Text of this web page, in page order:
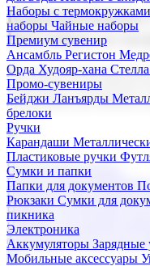
Наборы с термокружками
наборы Чайные наборы
Премиум сувенир
Ансамбль Регистон
Орда Худояр-хана
Промо-сувениры
Бейджи Ланъярды
брелоки
Ручки
Карандаши
Пластиковые ручки
Сумки и папки
Папки для документов
Рюкзаки Сумки для
пикника
Электроника
Аккумуляторы Зарядные
Мобильные аксессуары
Поставка со
Мы предлагаем широкий
сувениров с логотипом.
продукцию для бизнеса,
Подарочные наборы
Бизнес наборы
Наборы из кожиНаборы
Наборы с бутылками для
Наборы с кружками
флешкамиНовогодние